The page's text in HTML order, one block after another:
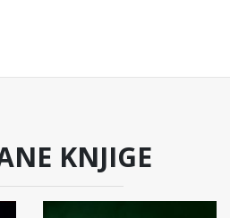
KNJIGE